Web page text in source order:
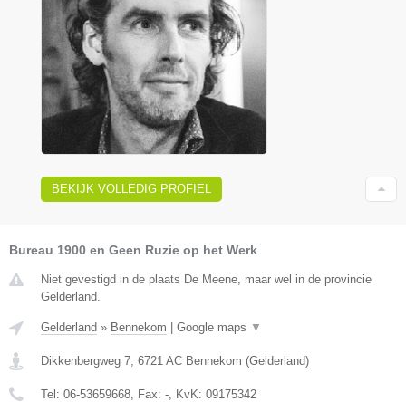
BEKIJK VOLLEDIG PROFIEL
Bureau 1900 en Geen Ruzie op het Werk
Niet gevestigd in de plaats De Meene, maar wel in de provincie
Gelderland.
Gelderland » Bennekom Google maps ▼
Dikkenbergweg 7 6721 AC Bennekom (Gelderland)
Tel: 06-53659668 , Fax: - , KvK: 09175342